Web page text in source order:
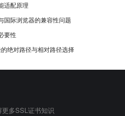
适配原理
国际浏览器的兼容性问题
要性
绝对路径与相对路径选择
多SSL证书知识